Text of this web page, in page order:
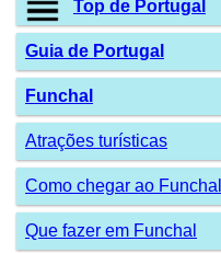
Top de Portugal
Guia de Portugal
Funchal
Atrações turísticas
Como chegar ao Funchal
Que fazer em Funchal